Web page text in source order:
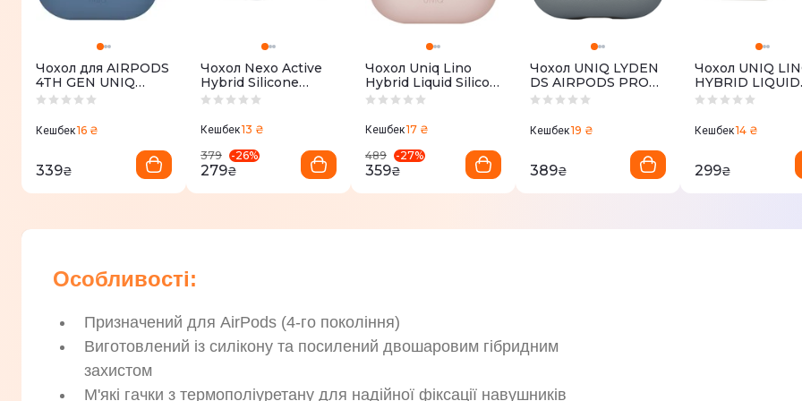
Чохол для AIRPODS
4TH GEN UNIQ
NEXO ACTIVE
CASE WITH SPORTS
EAR HOOKS
(UNIQ-
AIRPODS(2024)-
NEXOPBLU)
Кешбек16 ₴
339₴
Чохол Nexo Active
Hybrid Silicone
Airpods 3rd Gen
Ear Hooks Caspian
Кешбек13 ₴
379
-26%
279₴
Чохол Uniq Lino
Hybrid Liquid Silicon
для AirPods 2021
Кешбек17 ₴
489
-27%
359₴
Чохол UNIQ LYDEN
DS AIRPODS PRO
2ND GEN (2022)
BLUE/BLACK (UNIQ-
AIRPODSPRO2-
Кешбек19 ₴
389₴
Чoхол UNIQ
HYBRID LIQUID
SILICON
(2022) CASE
(IVORY)
Кешбек14 ₴
299₴
Особливості:
Призначений для AirPods (4-го покоління)
Виготовлений із силікону та посилений двошаровим гібридним
захистом
М'які гачки з термополіуретану для надійної фіксації навушників